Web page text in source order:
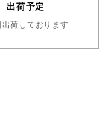
出荷予定
荷しております